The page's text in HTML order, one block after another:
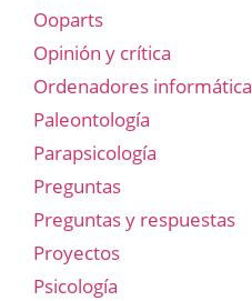
Ooparts
Opinión y crítica
Ordenadores informática
Paleontología
Parapsicología
Preguntas
Preguntas y respuestas
Proyectos
Psicología